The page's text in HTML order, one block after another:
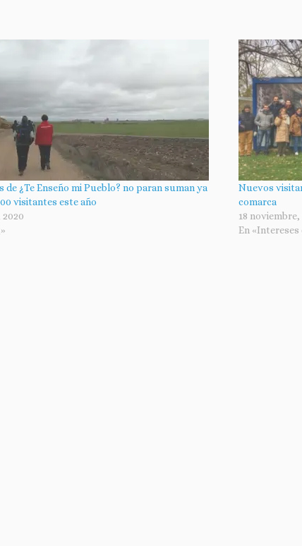
de ¿Te Enseño mi Pueblo? no paran suman ya
visitantes este año
2020
Nuevos
comarca
18 noviembre,
En «Intereses